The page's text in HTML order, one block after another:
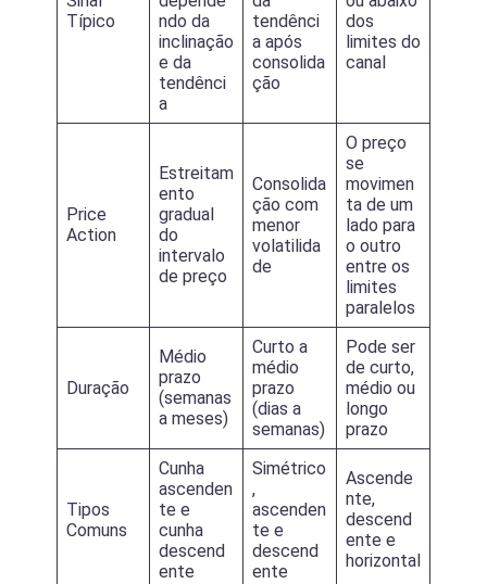
Típico
ndo da
inclinação
e da
tendênci
a
tendênci
a após
consolida
ção
dos
limites do
canal
Price
Action
Estreitam
ento
gradual
do
intervalo
de preço
Consolida
ção com
menor
volatilida
de
O preço
se
movimen
ta de um
lado para
o outro
entre os
limites
paralelos
Duração
Médio
prazo
(semanas
a meses)
Curto a
médio
prazo
(dias a
semanas)
Pode ser
de curto,
médio ou
longo
prazo
Tipos
Comuns
Cunha
ascenden
te e
cunha
descend
ente
Simétrico
,
ascenden
te e
descend
ente
Ascende
nte,
descend
ente e
horizontal